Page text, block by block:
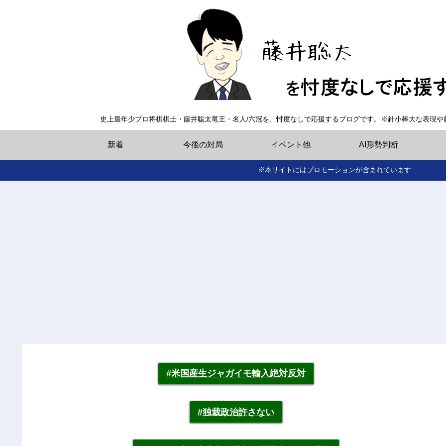
史上最年少プロ将棋棋士・藤井聡太竜王・名人/六冠を、忖度なしで応援するブログです。※針小棒大な表現
新着 今後の対局 イベント他 AI形勢判断
※本サイトにはプロモーションが含まれています
#米国産生ジャガイモ輸入絶対反対
#独裁政治許さない